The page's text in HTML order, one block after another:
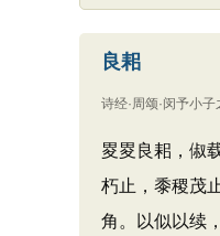
良耜
诗经·周颂·闵予小子
畟畟良耜，俶
朽止，黍稷茂
角。以似以续